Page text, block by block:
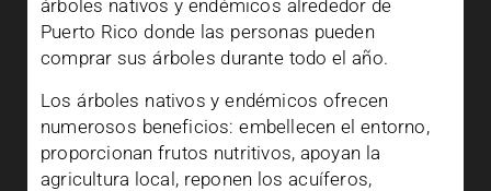
árboles nativos y endémicos alrededor de
Puerto Rico donde las personas pueden
comprar sus árboles durante todo el año.
Los árboles nativos y endémicos ofrecen
numerosos beneficios: embellecen el entorno,
proporcionan frutos nutritivos, apoyan la
agricultura local, reponen los acuíferos,